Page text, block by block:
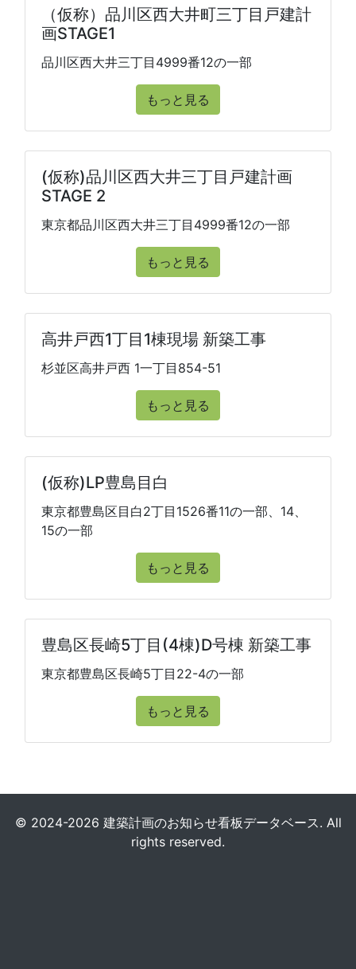
（仮称）品川区西大井町三丁目戸建計
画STAGE1
品川区西大井三丁目4999番12の一部
もっと見る
(仮称)品川区西大井三丁目戸建計画
STAGE 2
東京都品川区西大井三丁目4999番12の一部
もっと見る
高井戸西1丁目1棟現場 新築工事
杉並区高井戸西 1一丁目854-51
もっと見る
(仮称)LP豊島目白
東京都豊島区目白2丁目1526番11の一部、14、
15の一部
もっと見る
豊島区長崎5丁目(4棟)D号棟 新築工事
東京都豊島区長崎5丁目22-4の一部
もっと見る
© 2024-2026 建築計画のお知らせ看板データベース. All
rights reserved.